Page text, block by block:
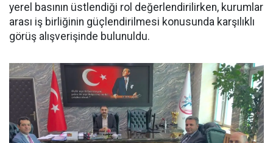
yerel basının üstlendiği rol değerlendirilirken, kurumlar
arası iş birliğinin güçlendirilmesi konusunda karşılıklı
görüş alışverişinde bulunuldu.